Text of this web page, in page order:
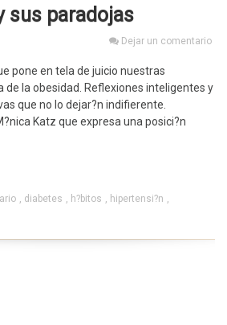
sus paradojas
Dejar un comentario
pone en tela de juicio nuestras
de la obesidad. Reflexiones inteligentes y
que no lo dejar?n indifierente.
Katz que expresa una posici?n
, diabetes , h?bitos , hipertensi?n ,